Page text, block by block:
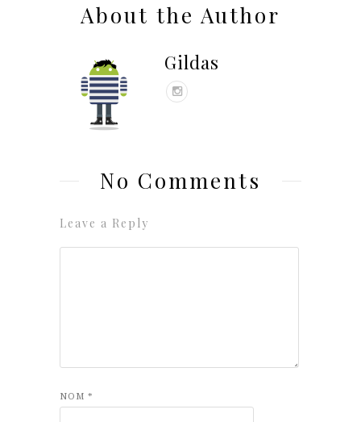
About the Author
Gildas
No Comments
Leave a Reply
NOM *